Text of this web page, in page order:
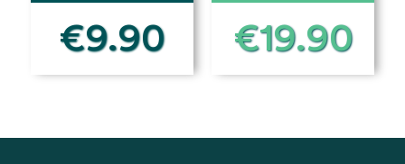
€9.90 €19.90